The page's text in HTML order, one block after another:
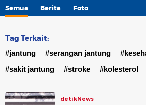
Semua Berita Foto
Tag Terkait:
#jantung #serangan jantung
#sakit jantung
#stroke #kolesterol
detikNews